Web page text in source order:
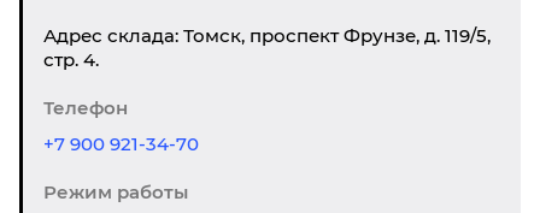
Адрес склада: Томск, проспект Фрунзе, д. 119/5,
стр. 4.
Телефон
+7 900 921-34-70
Режим работы